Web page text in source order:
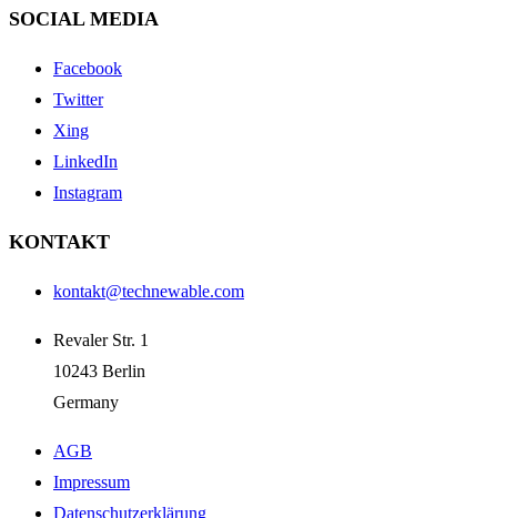
SOCIAL MEDIA
Facebook
Twitter
Xing
LinkedIn
Instagram
KONTAKT
kontakt@technewable.com
Revaler Str. 1
10243 Berlin
Germany
AGB
Impressum
Datenschutzerklärung